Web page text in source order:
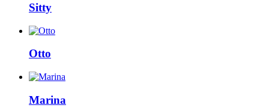
Sitty
Otto
Marina